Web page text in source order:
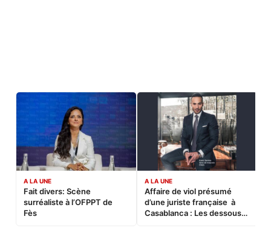
A LA UNE
Fait divers: Scène
surréaliste à l’OFPPT de
Fès
A LA UNE
Affaire de viol présumé
d’une juriste française à
Casablanca : Les dessous